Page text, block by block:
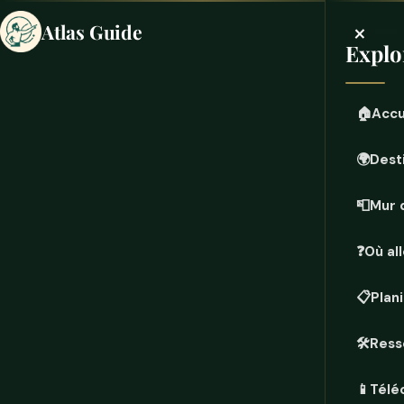
Atlas Guide ×
🏠
🌍
📮Mur
❓Où
📋
🛠️
📱